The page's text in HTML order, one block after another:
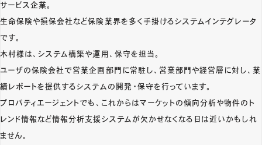
サービス企業。
生命保険や損保会社など保険業界を多く手掛けるシステムインテグレータ
です。
木村様は、システム構築や運用、保守を担当。
ユーザの保険会社で営業企画部門に常駐し、営業部門や経営層に対し、業
績レポートを提供するシステムの開発・保守を行っています。
プロパティエージェントでも、これからはマーケットの傾向分析や物件のト
レンド情報など情報分析支援システムが欠かせなくなる日は近いかもしれ
ません。